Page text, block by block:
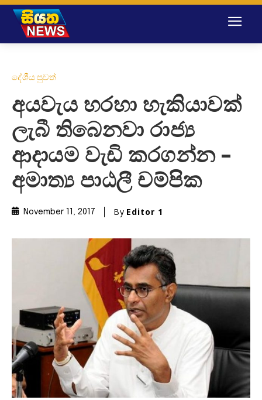
දේශීය පුවත්
අයවැය හරහා හැකියාවක්
ලැබී තිබෙනවා රාජ්‍ය
ආදායම වැඩි කරගන්න –
අමාත්‍ය පාඨලී චම්පික
November 11, 2017 By Editor 1